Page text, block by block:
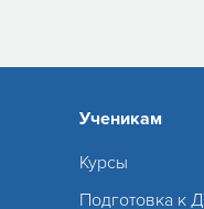
Ученикам
Курсы
Подготовка к